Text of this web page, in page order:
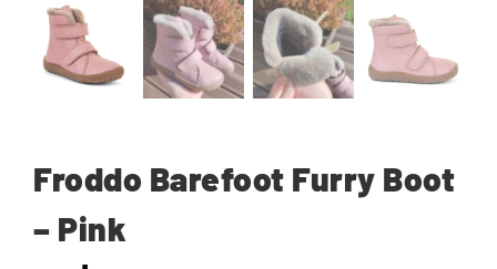
Froddo Barefoot Furry Boot
– Pink